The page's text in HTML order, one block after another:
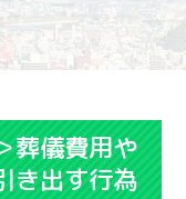
葬儀費用や
き出す行為